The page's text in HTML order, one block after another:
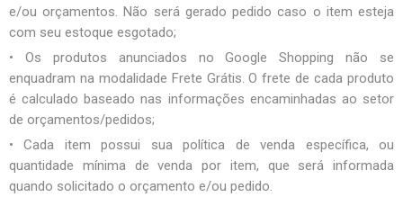
e/ou orçamentos. Não será gerado pedido caso o item esteja
com seu estoque esgotado;
• Os produtos anunciados no Google Shopping não se
enquadram na modalidade Frete Grátis. O frete de cada produto
é calculado baseado nas informações encaminhadas ao setor
de orçamentos/pedidos;
• Cada item possui sua política de venda específica, ou
quantidade mínima de venda por item, que será informada
quando solicitado o orçamento e/ou pedido.